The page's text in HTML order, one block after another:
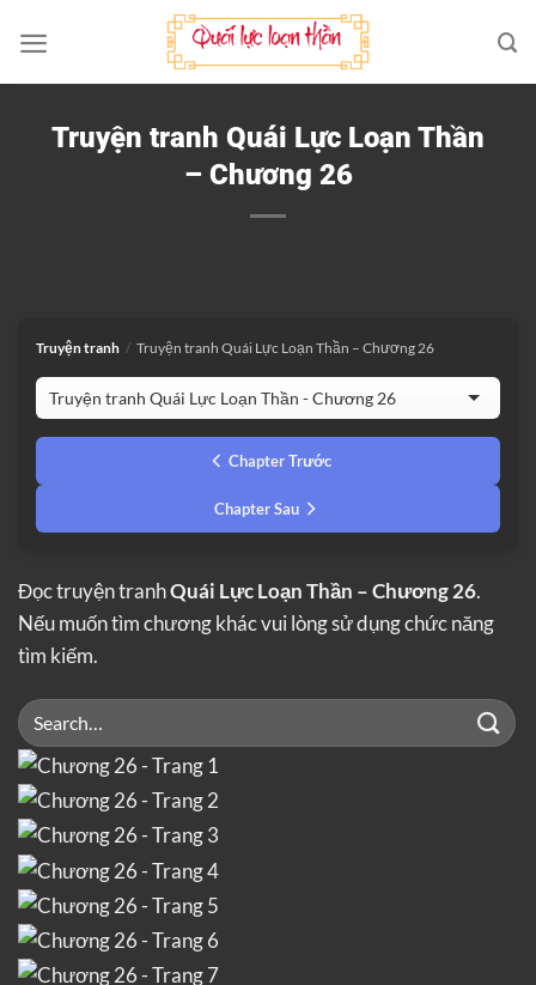
qua
nội
Truyện tranh Quái Lực Loạn Thần
– Chương 26
Truyện tranh / Truyện tranh Quái Lực Loạn Thần – Chương 26
Chapter Trước
Chapter Sau
Đọc truyện tranhQuái Lực Loạn Thần – Chương 26.
Nếu muốn tìm chương khác vui lòng sử dụng chức năng
tìm kiếm.